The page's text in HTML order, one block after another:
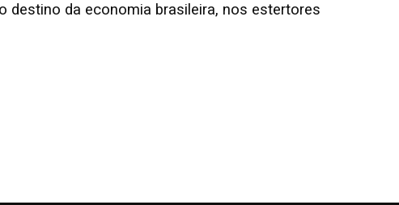
destino da economia brasileira, nos estertores